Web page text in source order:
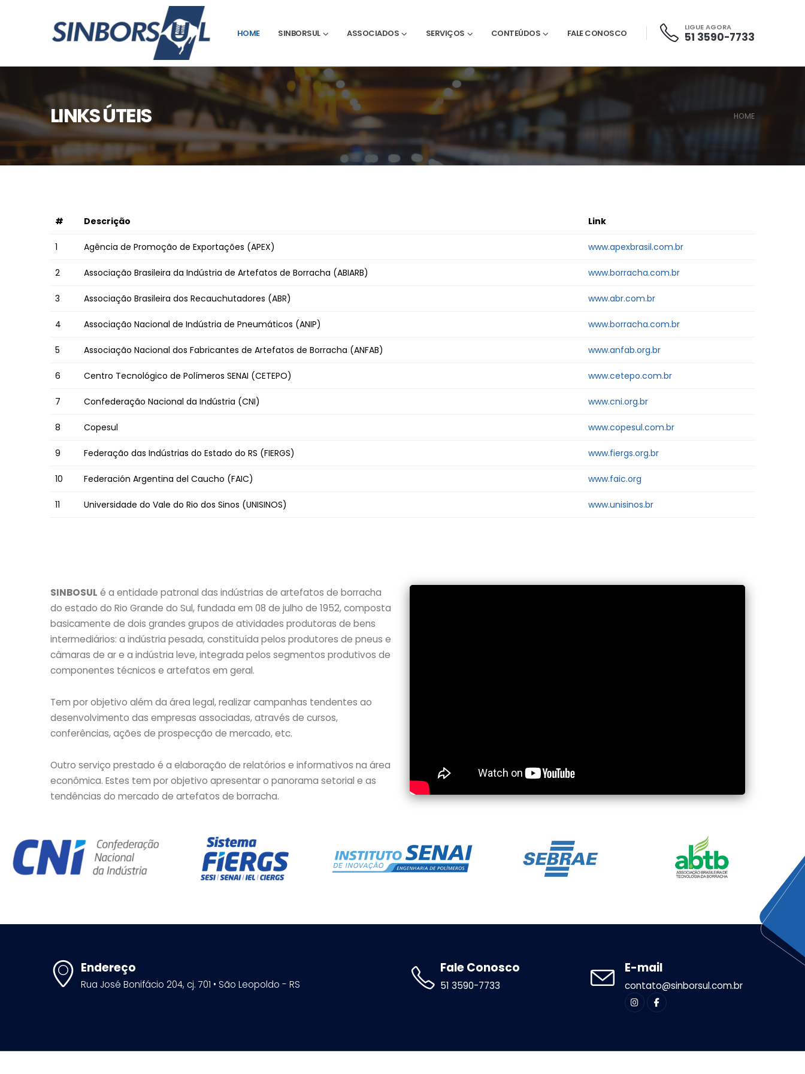
HOME SINBORSUL ASSOCIADOS SERVIÇOS CONTEÚDOS FALE CONOSCO
LIGUE AGORA
51 3590-7733
LINKS ÚTEIS HOME
# Descrição Link
1 Agência de Promoção de Exportações (APEX) www.apexbrasil.com.br
2 Associação Brasileira da Indústria de Artefatos de Borracha (ABIARB) www.borracha.com.br
3 Associação Brasileira dos Recauchutadores (ABR) www.abr.com.br
4 Associação Nacional de Indústria de Pneumáticos (ANIP) www.borracha.com.br
5 Associação Nacional dos Fabricantes de Artefatos de Borracha (ANFAB) www.anfab.org.br
6 Centro Tecnológico de Polímeros SENAI (CETEPO) www.cetepo.com.br
7 Confederação Nacional da Indústria (CNI) www.cni.org.br
8 Copesul www.copesul.com.br
9 Federação das Indústrias do Estado do RS (FIERGS) www.fiergs.org.br
10 Federación Argentina del Caucho (FAIC) www.faic.org
11 Universidade do Vale do Rio dos Sinos (UNISINOS) www.unisinos.br
SINBOSUL é a entidade patronal das indústrias de artefatos de borracha
do estado do Rio Grande do Sul, fundada em 08 de julho de 1952, composta
basicamente de dois grandes grupos de atividades produtoras de bens
intermediários: a indústria pesada, constituída pelos produtores de pneus e
câmaras de ar e a indústria leve, integrada pelos segmentos produtivos de
componentes técnicos e artefatos em geral.
Tem por objetivo além da área legal, realizar campanhas tendentes ao
desenvolvimento das empresas associadas, através de cursos,
conferências, ações de prospecção de mercado, etc.
Outro serviço prestado é a elaboração de relatórios e informativos na área
econômica. Estes tem por objetivo apresentar o panorama setorial e as
tendências do mercado de artefatos de borracha.
Endereço
Rua José Bonifácio 204, cj. 701 • São Leopoldo - RS
Fale Conosco
51 3590-7733
E-mail
contato@sinborsul.com.br